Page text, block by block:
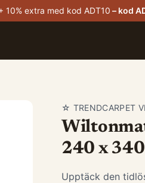
10% extra med kod ADT10 – kod
☆ TRENDCARPET
240 x
Upptäck den